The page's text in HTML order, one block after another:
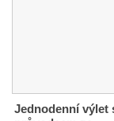
Jednodenní výlet